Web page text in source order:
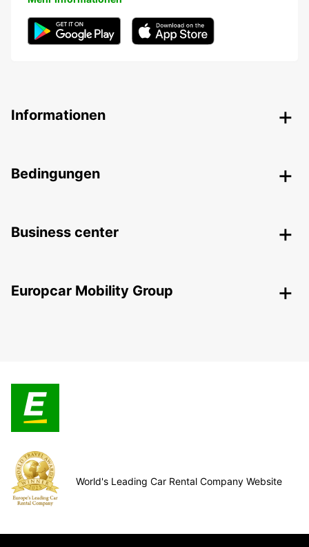
Informationen
Bedingungen
Business center
Europcar Mobility Group
World's Leading Car Rental Company Website